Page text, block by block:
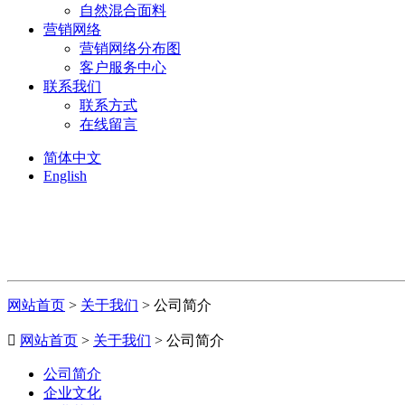
自然混合面料
营销网络
营销网络分布图
客户服务中心
联系我们
联系方式
在线留言
简体中文
English
网站首页 > 关于我们 > 公司简介
 网站首页 > 关于我们 > 公司简介
公司简介
企业文化